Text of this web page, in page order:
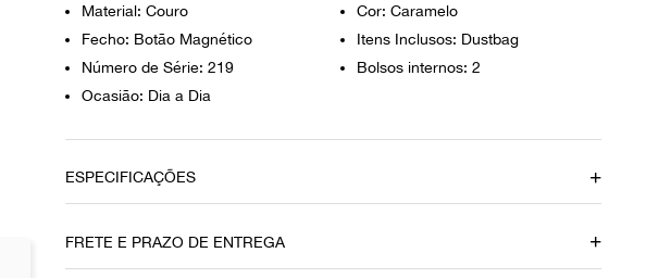
Material: Couro
Cor: Caramelo
Fecho: Botão Magnético
Itens Inclusos: Dustbag
Número de Série: 219
Bolsos internos: 2
Ocasião: Dia a Dia
ESPECIFICAÇÕES
Couro
FRETE E PRAZO DE ENTREGA